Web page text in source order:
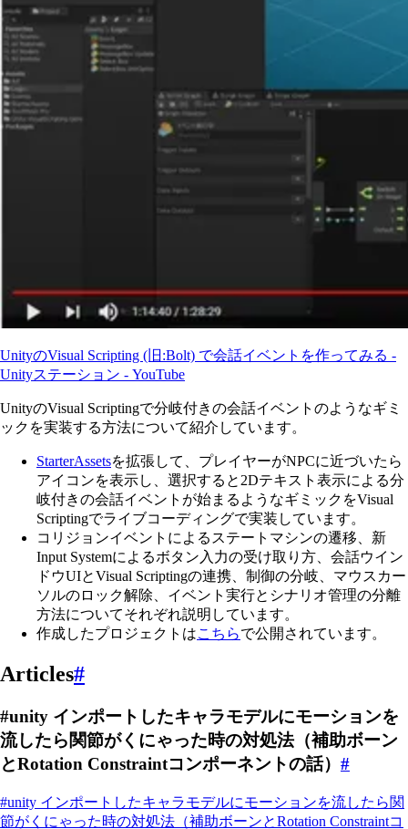
UnityのVisual Scripting (旧:Bolt) で会話イベントを作ってみる -
Unityステーション - YouTube
UnityのVisual Scriptingで分岐付きの会話イベントのようなギミ
ックを実装する方法について紹介しています。
StarterAssetsを拡張して、プレイヤーがNPCに近づいたら
アイコンを表示し、選択すると2Dテキスト表示による分
岐付きの会話イベントが始まるようなギミックをVisual
Scriptingでライブコーディングで実装しています。
コリジョンイベントによるステートマシンの遷移、新
Input Systemによるボタン入力の受け取り方、会話ウイン
ドウUIとVisual Scriptingの連携、制御の分岐、マウスカー
ソルのロック解除、イベント実行とシナリオ管理の分離
方法についてそれぞれ説明しています。
作成したプロジェクトはこちらで公開されています。
Articles#
#unity インポートしたキャラモデルにモーションを
流したら関節がくにゃった時の対処法（補助ボーン
とRotation Constraintコンポーネントの話） #
#unity インポートしたキャラモデルにモーションを流したら関
節がくにゃった時の対処法（補助ボーンとRotation Constraintコ